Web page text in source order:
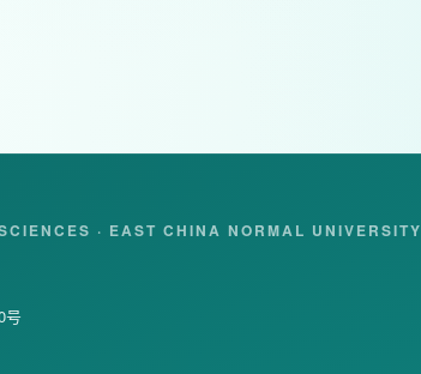
· EAST CHINA NORMAL UNIVERSITY
号